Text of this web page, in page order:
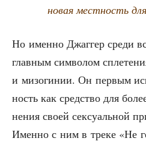
новая мест­ность
Но имен­но Джаг­гер сре­ди
глав­ным сим­во­лом
и мизо­ги­нии. Он пер­вым
ность как сред­ство для
не­ния сво­ей сек­су­аль­ной
Имен­но с ним в тре­ке «Не